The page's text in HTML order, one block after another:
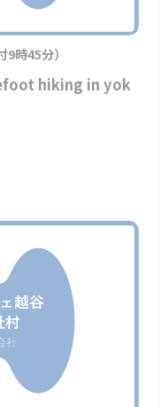
時45分）
hiking in yok